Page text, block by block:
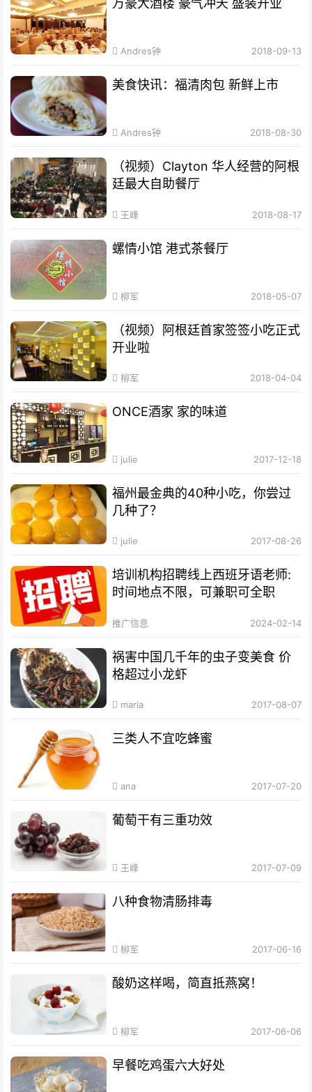
万豪大酒楼 豪气冲天 盛装开业
Andres钟 2018-09-13
美食快讯：福清肉包 新鲜上市
Andres钟 2018-08-30
（视频）Clayton 华人经营的阿根
廷最大自助餐厅
王峰 2018-08-17
螺情小馆 港式茶餐厅
柳军 2018-05-07
（视频）阿根廷首家签签小吃正式
开业啦
柳军 2018-04-04
ONCE酒家 家的味道
julie 2017-12-18
福州最金典的40种小吃，你尝过
几种了？
julie 2017-08-26
培训机构招聘线上西班牙语老师:
时间地点不限，可兼职可全职
推广信息 2024-02-14
祸害中国几千年的虫子变美食 价
格超过小龙虾
maria 2017-08-07
三类人不宜吃蜂蜜
ana 2017-07-20
葡萄干有三重功效
王峰 2017-07-09
八种食物清肠排毒
柳军 2017-06-16
酸奶这样喝，简直抵燕窝！
柳军 2017-06-06
早餐吃鸡蛋六大好处